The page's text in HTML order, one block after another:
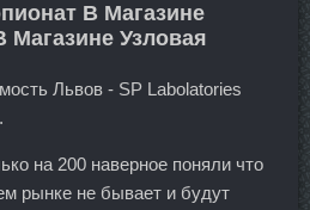
В Магазине
Магазине Узловая
Львов - SP Labolatories
на 200 наверное поняли что
рынке не бывает и будут